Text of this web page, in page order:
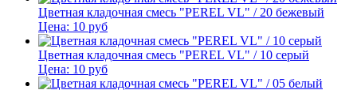
Цветная кладочная смесь "PEREL VL" / 20 бежевый
Цена: 10 руб
Цветная кладочная смесь "PEREL VL" / 10 серый
Цена: 10 руб